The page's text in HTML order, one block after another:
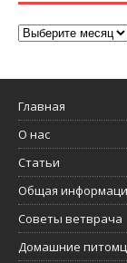
Главная
О нас
Статьи
Общая
Советы ветврача
Домашние